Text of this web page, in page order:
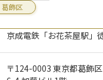
葛飾区
京成電鉄「お花茶屋駅」
〒124-0003 東京都葛飾